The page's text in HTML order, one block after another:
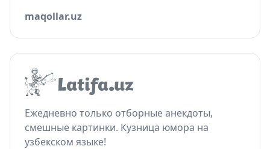
maqollar.uz
Ежедневно только отборные анекдоты,
смешные картинки. Кузница юмора на
узбекском языке!